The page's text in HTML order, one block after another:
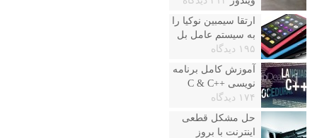
ارتقا سیمبین نوکیا را
به سیستم عامل بل
۱۹۵ دیدگاه
آموزش کامل برنامه
نویسی ++C & C
۱۷۴ دیدگاه
حل مشکل قطعی
اینترنت با بروز